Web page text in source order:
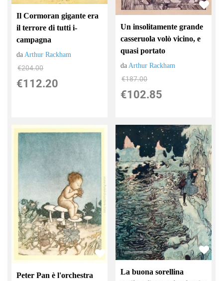
Il Cormoran gigante era
il terrore di tutti i-
campagna
da Arthur Rackham
€204.00
€112.20
Un insolitamente grande
casseruola volò vicino, e
quasi portato
daArthur Rackham
€187.00
€102.85
Peter Pan è l'orchestra
La buona sorellina